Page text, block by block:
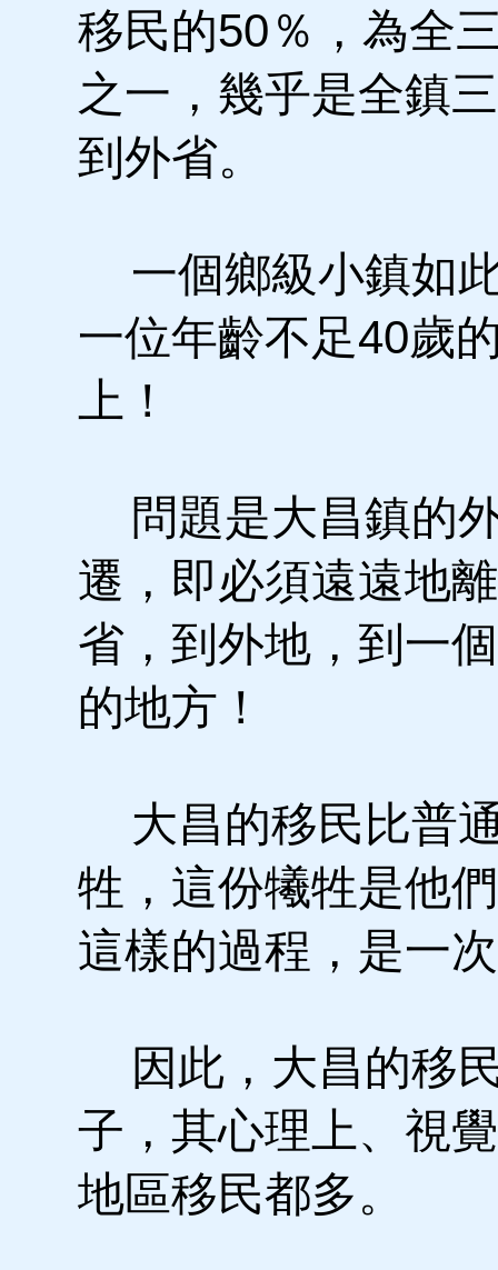
移民的50％，為全
之一，幾乎是全鎮
到外省。
一個鄉級小鎮如
一位年齡不足40歲
上！
問題是大昌鎮的
遷，即必須遠遠地
省，到外地，到一
的地方！
大昌的移民比普
牲，這份犧牲是他
這樣的過程，是一
因此，大昌的移
子，其心理上、視
地區移民都多。